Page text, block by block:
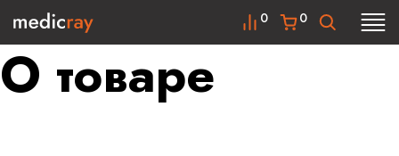
0
0
О товаре